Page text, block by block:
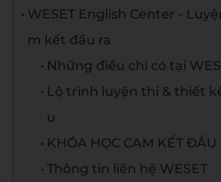
WESET English Center -
m kết đầu ra
Những điều chỉ có tại
Lộ trình luyện thi & thiết
u
KHÓA HỌC CAM KẾT ĐẦU
Thông tin liên hệ WESET